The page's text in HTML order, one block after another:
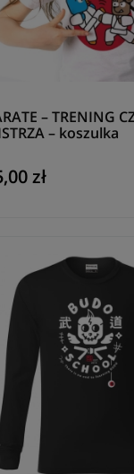
– TRENING
– koszulka
zł